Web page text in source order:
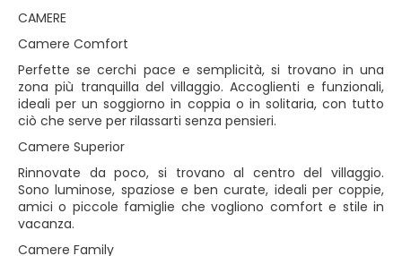
CAMERE
Camere Comfort
Perfette se cerchi pace e semplicità, si trovano in una
zona più tranquilla del villaggio. Accoglienti e funzionali,
ideali per un soggiorno in coppia o in solitaria, con tutto
ciò che serve per rilassarti senza pensieri.
Camere Superior
Rinnovate da poco, si trovano al centro del villaggio.
Sono luminose, spaziose e ben curate, ideali per coppie,
amici o piccole famiglie che vogliono comfort e stile in
vacanza.
Camere Family